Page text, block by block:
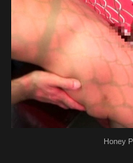
Honey